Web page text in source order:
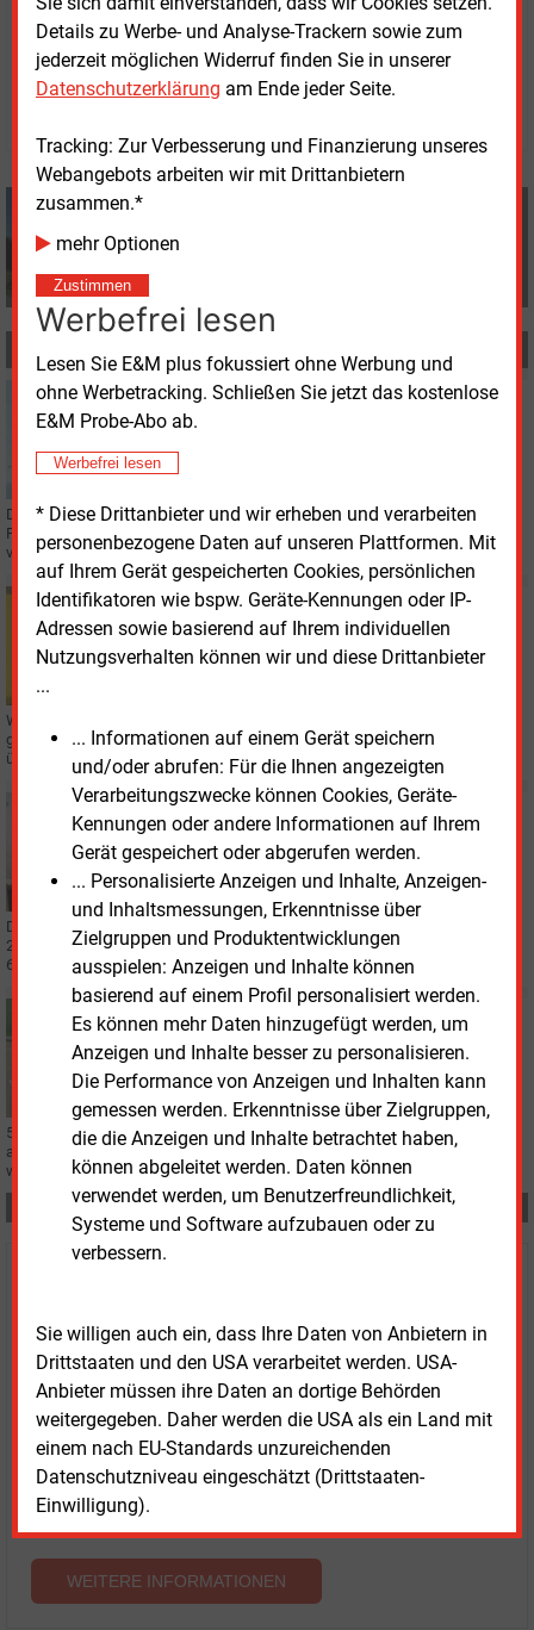
Details zu Werbe- und Analyse-Trackern sowie zum
jederzeit möglichen Widerruf finden Sie in unserer
Datenschutzerklärung am Ende jeder Seite.
Tracking: Zur Verbesserung und Finanzierung unseres
Webangebots arbeiten wir mit Drittanbietern
zusammen.*
mehr Optionen
Zustimmen
Werbefrei lesen
Lesen Sie E&M plus fokussiert ohne Werbung und
ohne Werbetracking. Schließen Sie jetzt das kostenlose
E&M Probe-Abo ab.
Werbefrei lesen
* Diese Drittanbieter und wir erheben und verarbeiten
personenbezogene Daten auf unseren Plattformen. Mit
auf Ihrem Gerät gespeicherten Cookies, persönlichen
Identifikatoren wie bspw. Geräte-Kennungen oder IP-
Adressen sowie basierend auf Ihrem individuellen
Nutzungsverhalten können wir und diese Drittanbieter
...
... Informationen auf einem Gerät speichern
und/oder abrufen: Für die Ihnen angezeigten
Verarbeitungszwecke können Cookies, Geräte-
Kennungen oder andere Informationen auf Ihrem
Gerät gespeichert oder abgerufen werden.
... Personalisierte Anzeigen und Inhalte, Anzeigen-
und Inhaltsmessungen, Erkenntnisse über
Zielgruppen und Produktentwicklungen
ausspielen: Anzeigen und Inhalte können
basierend auf einem Profil personalisiert werden.
Es können mehr Daten hinzugefügt werden, um
Anzeigen und Inhalte besser zu personalisieren.
Die Performance von Anzeigen und Inhalten kann
gemessen werden. Erkenntnisse über Zielgruppen,
die die Anzeigen und Inhalte betrachtet haben,
können abgeleitet werden. Daten können
verwendet werden, um Benutzerfreundlichkeit,
Systeme und Software aufzubauen oder zu
verbessern.
Sie willigen auch ein, dass Ihre Daten von Anbietern in
Drittstaaten und den USA verarbeitet werden. USA-
Anbieter müssen ihre Daten an dortige Behörden
weitergegeben. Daher werden die USA als ein Land mit
einem nach EU-Standards unzureichenden
Datenschutzniveau eingeschätzt (Drittstaaten-
Einwilligung).
Dienstag, 22.07.2025, 17:01 Uhr
dpa
© 2026 Energie & Management GmbH
Montag, 31.03.2025, 12:19
STROMNETZ
Südostlinks
Die Bundesnetzagentur hat heute das achte von neun
Planfeststellungsverfahren für den Südostlink beendet. Der Abschnitt A1
verläuft zwischen Wolmirstedt und Könnern in Sachsen-Anhalt.
Dienstag, 18.03.2025, 13:36
STROMNETZ
Weiterer Abschnitt des Südostlinks genehmigt
Weitere 95 Kilometer des Südostlinks wurden von der Bundesnetzagentur
genehmigt. Diese verlaufen als Gleichstrom-Erdkabel von Sachsen-Anhalt
über Sachsen nach Thüringen.
Montag, 10.03.2025, 14:50
STROMNETZ
50 Hertz steigert Investitionen für stabile Netze
Der Übertragungsnetzbetreiber 50
Hertz investiert bis 2028 rund
23
Milliarden Euro in seine Infrastruktur. Der Finanzierungsplan sieht
60
Prozent Fremdkapital vor.
Weitere Bauleistungen für Südostlink vergeben
50 Hertz hat die Tiefbauleistungen für den gesamten sachsen-
anhaltinischen Abschnitt des Großprojektes vergeben. Doch noch heißt es
warten.
Teilen:
Sprechen Sie uns an, wenn Sie Fragen zur Nutzung von
E&M-Inhalten oder den verschiedenen Abonnement-
Paketen haben.
Das E&M-Vertriebsteam freut sich unter Tel. 08152 / 93
11-77 oder untervertrieb@energie-und-management.de
über Ihre Anfrage.
WEITERE INFORMATIONEN